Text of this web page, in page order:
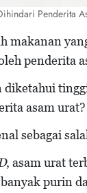
Penderita
makanan
penderita
diketahui
asam urat?
sebagai
, asam urat
purin